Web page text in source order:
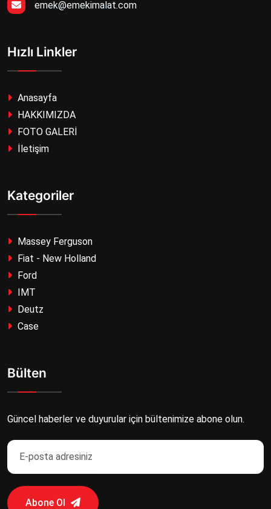
emek@emekimalat.com
Hızlı Linkler
Anasayfa
HAKKIMIZDA
FOTO GALERİ
İletişim
Kategoriler
Massey Ferguson
Fiat - New Holland
Ford
IMT
Deutz
Case
Bülten
Güncel haberler ve duyurular için bültenimize abone olun.
Abone Ol